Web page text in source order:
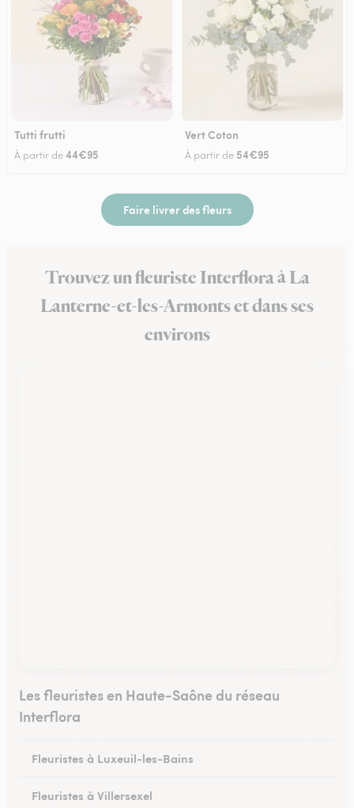
Tutti frutti
À partir de44€95
Vert Coton
À partir de 54€95
Faire livrer des fleurs
Trouvez un fleuriste Interflora à La
Lanterne-et-les-Armonts et dans ses
environs
Les fleuristes en Haute-Saône du réseau
Interflora
Fleuristes à Luxeuil-les-Bains
Fleuristes à Villersexel